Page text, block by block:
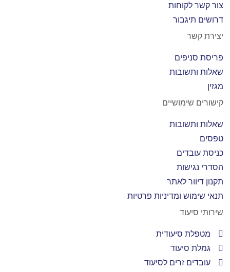
צור קשר לקוחות
דרושים תיגבור
יצירת קשר
פריסת סניפים
שאלות ותשובות
מגזין
קישורים שימושיים
שאלות ותשובות
טפסים
כניסת עובדים
הסדרי נגישות
תקנון דיוור לאתר
תנאי שימוש ומדיניות פרטיות
שירותי סיעוד
מטפלת סיעודית
גמלת סיעוד
עובדים זרים לסיעוד